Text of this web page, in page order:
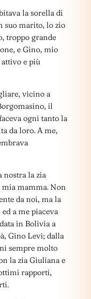
la sorella di
suo marito, lo zio
troppo grande
e Gino, mio
e più
vicino a
il
ogni tanto la
da loro. A me,
nostra la zia
mamma. Non
da noi, ma la
ed a me piaceva
in Bolivia a
Gino Levi; dalla
sempre molto
la zia Giuliana e
rapporti,